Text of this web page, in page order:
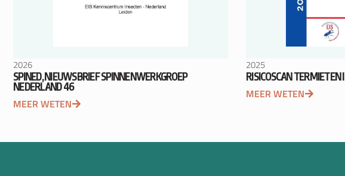
2026
SPINED, NIEUWSBRIEF SPINNENWERKGROEP
NEDERLAND 46
MEER WETEN
2025
RISICOSCAN TERMIETEN
MEER WETEN